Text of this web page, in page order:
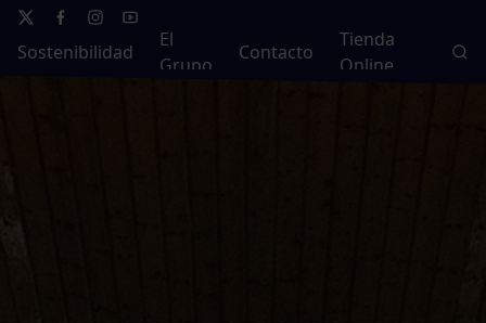
Sostenibilidad
El
Grupo
Contacto
Tienda
Online